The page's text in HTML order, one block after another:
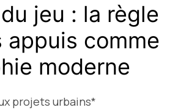
jeu : la règle
appuis comme
moderne
projets urbains*